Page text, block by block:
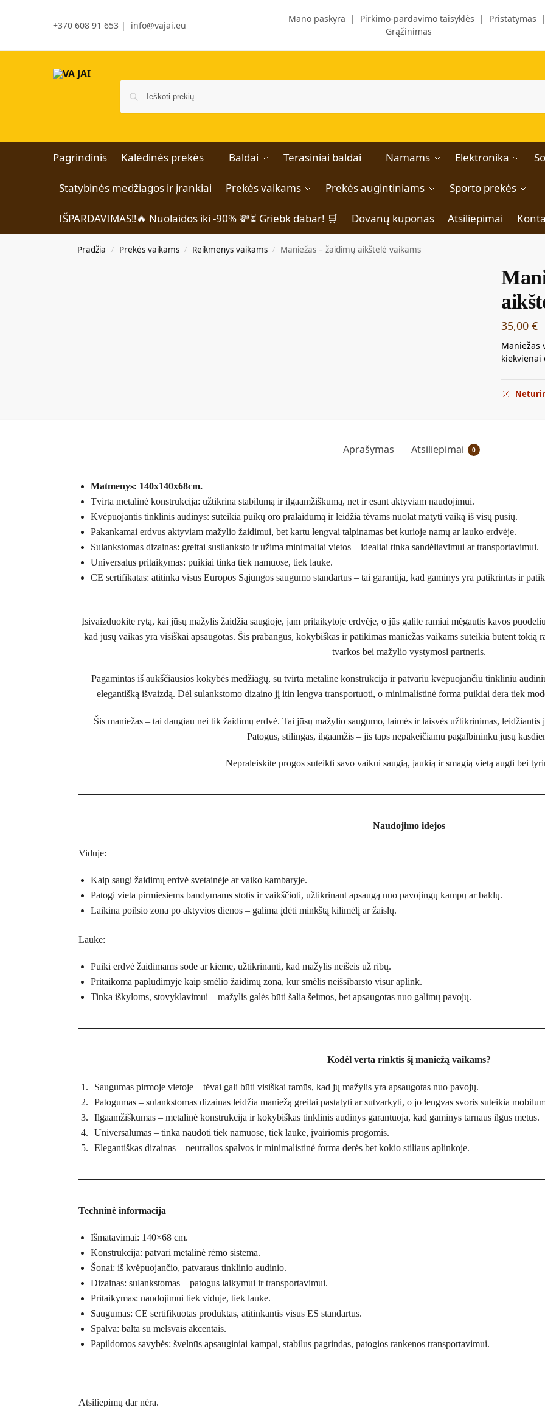
+370 608 91 653 | info@vajai.eu
Mano paskyra | Pirkimo-pardavimo taisyklės | Pristatymas
Grąžinimas
Pagrindinis Kalėdinės prekės Baldai Terasiniai baldai Namams Elektronika
Statybinės medžiagos ir įrankiai Prekės vaikams Prekės augintiniams Sporto prekės
IŠPARDAVIMAS‼️🔥 Nuolaidos iki -90% 💸⏳ Griebk dabar! 🛒 Dovanų kuponas Atsiliepimai
Pradžia / Prekės vaikams / Reikmenys vaikams / Maniežas – žaidimų aikštelė vaikams
35,00€
Maniežas
kiekvienai
Aprašymas Atsiliepimai 0
Matmenys: 140x140x68cm.
Tvirta metalinė konstrukcija: užtikrina stabilumą ir ilgaamžiškumą, net ir esant aktyviam naudojimui.
Kvėpuojantis tinklinis audinys: suteikia puikų oro pralaidumą ir leidžia tėvams nuolat matyti vaiką iš visų pusių.
Pakankamai erdvus aktyviam mažylio žaidimui, bet kartu lengvai talpinamas bet kurioje namų ar lauko erdvėje.
Sulankstomas dizainas: greitai susilanksto ir užima minimaliai vietos – idealiai tinka sandėliavimui ar transportavimui.
Universalus pritaikymas: puikiai tinka tiek namuose, tiek lauke.
CE sertifikatas: atitinka visus Europos Sąjungos saugumo standartus – tai garantija, kad gaminys yra patikrintas ir
Įsivaizduokite rytą, kai jūsų mažylis žaidžia saugioje, jam pritaikytoje erdvėje, o jūs galite ramiai mėgautis kavos
kad jūsų vaikas yra visiškai apsaugotas. Šis prabangus, kokybiškas ir patikimas maniežas vaikams suteikia būtent
tvarkos bei mažylio vystymosi partneris.
Pagamintas iš aukščiausios kokybės medžiagų, su tvirta metaline konstrukcija ir patvariu kvėpuojančiu tinkliniu
elegantišką išvaizdą. Dėl sulankstomo dizaino jį itin lengva transportuoti, o minimalistinė forma puikiai dera tiek
Šis maniežas – tai daugiau nei tik žaidimų erdvė. Tai jūsų mažylio saugumo, laimės ir laisvės užtikrinimas,
Patogus, stilingas, ilgaamžis – jis taps nepakeičiamu pagalbininku jūsų
Nepraleiskite progos suteikti savo vaikui saugią, jaukią ir smagią vietą augti bei
Naudojimo idejos
Viduje:
Kaip saugi žaidimų erdvė svetainėje ar vaiko kambaryje.
Patogi vieta pirmiesiems bandymams stotis ir vaikščioti, užtikrinant apsaugą nuo pavojingų kampų ar baldų.
Laikina poilsio zona po aktyvios dienos – galima įdėti minkštą kilimėlį ar žaislų.
Lauke:
Puiki erdvė žaidimams sode ar kieme, užtikrinanti, kad mažylis neišeis už ribų.
Pritaikoma paplūdimyje kaip smėlio žaidimų zona, kur smėlis neišsibarsto visur aplink.
Tinka iškyloms, stovyklavimui – mažylis galės būti šalia šeimos, bet apsaugotas nuo galimų pavojų.
Kodėl verta rinktis šį maniežą vaikams?
Saugumas pirmoje vietoje – tėvai gali būti visiškai ramūs, kad jų mažylis yra apsaugotas nuo pavojų.
Patogumas – sulankstomas dizainas leidžia maniežą greitai pastatyti ar sutvarkyti, o jo lengvas svoris suteikia
Ilgaamžiškumas – metalinė konstrukcija ir kokybiškas tinklinis audinys garantuoja, kad gaminys tarnaus ilgus metus.
Universalumas – tinka naudoti tiek namuose, tiek lauke, įvairiomis progomis.
Elegantiškas dizainas – neutralios spalvos ir minimalistinė forma derės bet kokio stiliaus aplinkoje.
Techninė informacija
Išmatavimai: 140×68 cm.
Konstrukcija: patvari metalinė rėmo sistema.
Šonai: iš kvėpuojančio, patvaraus tinklinio audinio.
Dizainas: sulankstomas – patogus laikymui ir transportavimui.
Pritaikymas: naudojimui tiek viduje, tiek lauke.
Saugumas: CE sertifikuotas produktas, atitinkantis visus ES standartus.
Spalva: balta su melsvais akcentais.
Papildomos savybės: švelnūs apsauginiai kampai, stabilus pagrindas, patogios rankenos transportavimui.
Atsiliepimų dar nėra.